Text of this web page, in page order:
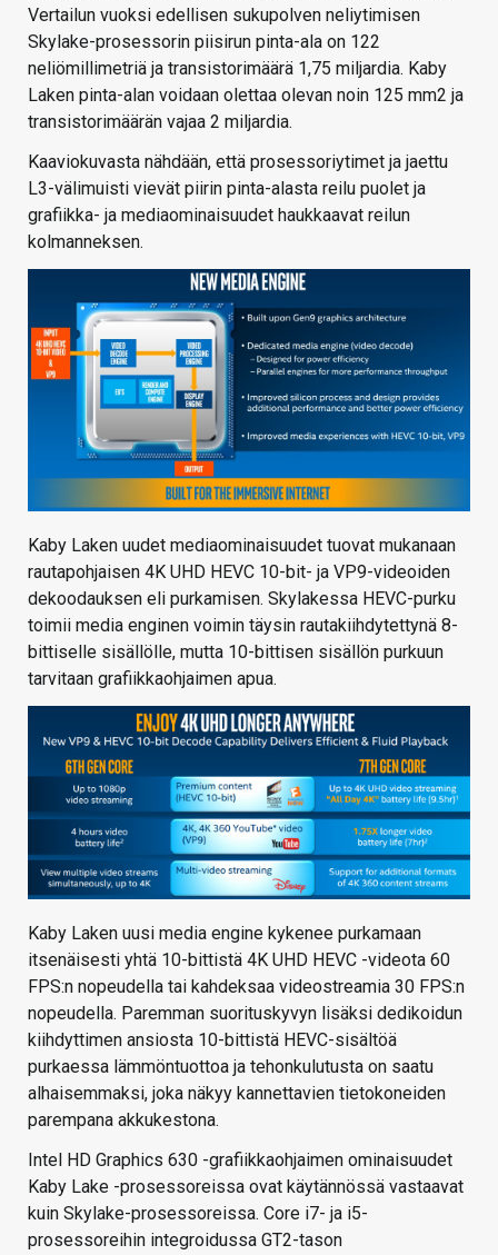
Vertailun vuoksi edellisen sukupolven neliytimisen
Skylake-prosessorin piisirun pinta-ala on 122
neliömillimetriä ja transistorimäärä 1,75 miljardia. Kaby
Laken pinta-alan voidaan olettaa olevan noin 125 mm2 ja
transistorimäärän vajaa 2 miljardia.
Kaaviokuvasta nähdään, että prosessoriytimet ja jaettu
L3-välimuisti vievät piirin pinta-alasta reilu puolet ja
grafiikka- ja mediaominaisuudet haukkaavat reilun
kolmanneksen.
Kaby Laken uudet mediaominaisuudet tuovat mukanaan
rautapohjaisen 4K UHD HEVC 10-bit- ja VP9-videoiden
dekoodauksen eli purkamisen. Skylakessa HEVC-purku
toimii media enginen voimin täysin rautakiihdytettynä 8-
bittiselle sisällölle, mutta 10-bittisen sisällön purkuun
tarvitaan grafiikkaohjaimen apua.
Kaby Laken uusi media engine kykenee purkamaan
itsenäisesti yhtä 10-bittistä 4K UHD HEVC -videota 60
FPS:n nopeudella tai kahdeksaa videostreamia 30 FPS:n
nopeudella. Paremman suorituskyvyn lisäksi dedikoidun
kiihdyttimen ansiosta 10-bittistä HEVC-sisältöä
purkaessa lämmöntuottoa ja tehonkulutusta on saatu
alhaisemmaksi, joka näkyy kannettavien tietokoneiden
parempana akkukestona.
Intel HD Graphics 630 -grafiikkaohjaimen ominaisuudet
Kaby Lake -prosessoreissa ovat käytännössä vastaavat
kuin Skylake-prosessoreissa. Core i7- ja i5-
prosessoreihin integroidussa GT2-tason